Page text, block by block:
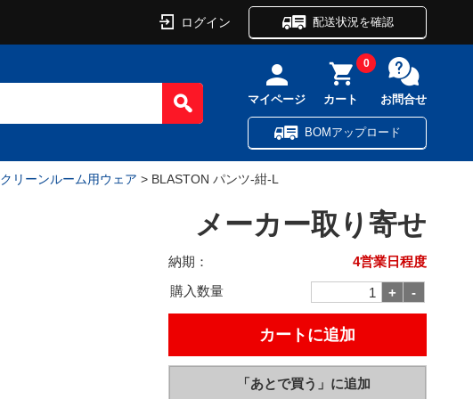
ログイン 配送状況を確認
マイページ カート
0
お問合せ
BOMアップロード
クリーンルーム用ウェア > BLASTON パンツ-紺-L
メーカー取り寄せ
納期：
4営業日程度
購入数量